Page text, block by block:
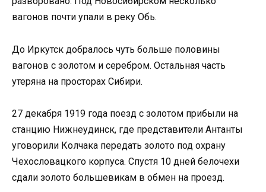
вагонов почти упали в реку Обь.
До Иркутск добралось чуть больше половины
вагонов с золотом и серебром. Остальная часть
утеряна на просторах Сибири.
27 декабря 1919 года поезд с золотом прибыли на
станцию Нижнеудинск, где представители Антанты
уговорили Колчака передать золото под охрану
Чехословацкого корпуса. Спустя 10 дней белочехи
сдали золото большевикам в обмен на проезд.